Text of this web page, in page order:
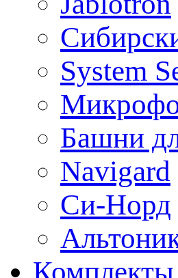
System
Башни
Navigard
Си-Норд
Комплекты